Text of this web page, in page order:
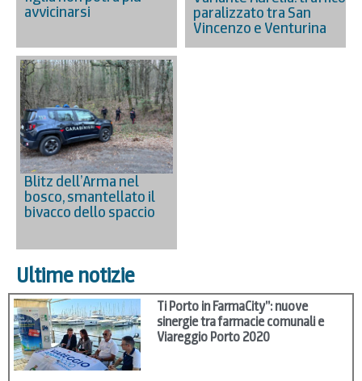
avvicinarsi paralizzato tra San
Vincenzo e Venturina
Blitz dell’Arma nel
bosco, smantellato il
bivacco dello spaccio
Ultime notizie
Ti Porto in FarmaCity”: nuove
sinergie tra farmacie comunali e
Viareggio Porto 2020